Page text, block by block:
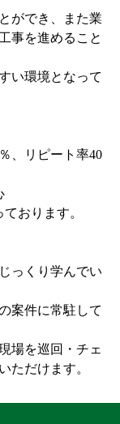
ができ、また業
事を進めること
い環境となって
、リピート率40
おります。
っくり学んでい
案件に常駐して
場を巡回・チェ
ただけます。